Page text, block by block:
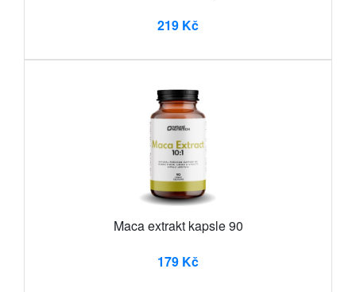
219 Kč
Maca extrakt kapsle 90
179 Kč